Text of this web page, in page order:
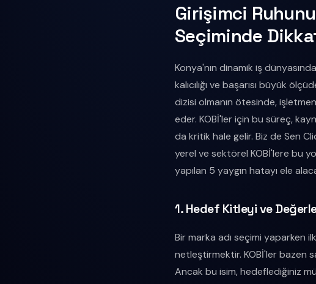
Girişimci
Seçiminde
Konya'nın dinamik iş
kalıcılığı ve başarısı büyük
dizisi olmanın ötesinde,
eder. KOBİ'ler için bu süreç,
da kritik hale gelir. Biz de Sen
yerel ve sektörel KOBİ'lere bu
yapılan 5 yaygın hatayı ele
1. Hedef Kitleyi ve
Bir marka adı seçimi yaparken
netleştirmektir. KOBİ'ler bazen
Ancak bu isim, hedeflediğiniz